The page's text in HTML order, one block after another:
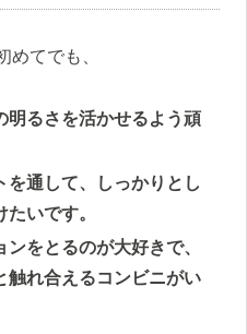
めてでも、
明るさを活かせるよう頑
を通して、しっかりとし
いです。
をとるのが大好きで、
触れ合えるコンビニがい